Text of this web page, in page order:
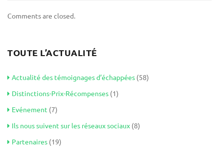
Comments are closed.
TOUTE L’ACTUALITÉ
Actualité des témoignages d’échappées (58)
Distinctions-Prix-Récompenses (1)
Evénement (7)
Ils nous suivent sur les réseaux sociaux (8)
Partenaires (19)